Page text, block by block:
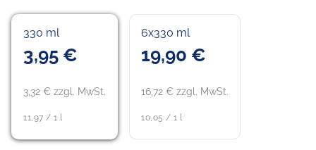
330 ml
3,95 €
3,32 € zzgl. MwSt.
11,97 / 1 l
6x330 ml
19,90 €
16,72 € zzgl. MwSt.
10,05 / 1 l